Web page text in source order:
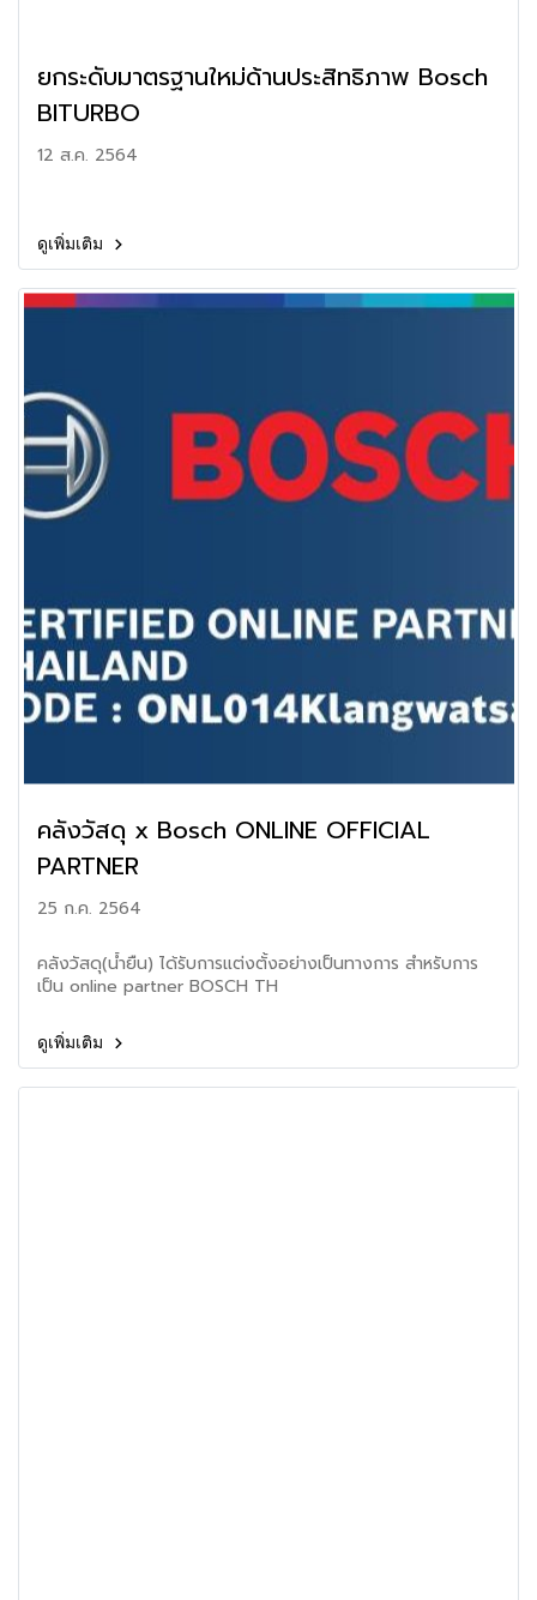
ยกระดับมาตรฐานใหม่ด้านประสิทธิภาพ Bosch
BITURBO
12 ส.ค. 2564
ดูเพิ่มเติม
คลังวัสดุ x Bosch ONLINE OFFICIAL
PARTNER
25 ก.ค. 2564
คลังวัสดุ(น้ำยืน) ได้รับการแต่งตั้งอย่างเป็นทางการ สำหรับการ
เป็น online partner BOSCH TH
ดูเพิ่มเติม